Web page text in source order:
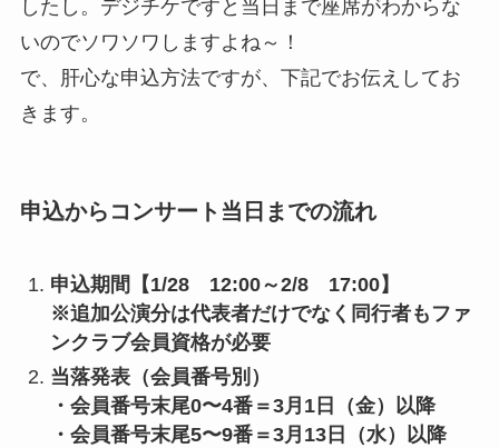
したし。デジチケですと当日まで座席がわからな
いのでソワソワしますよね～！
で、肝心な申込方法ですが、下記でお伝えしてお
きます。
申込からコンサート当日までの流れ
申込期間【1/28 12:00～2/8 17:00】
※追加公演分は代表者だけでなく同行者もファ
ンクラブ会員資格が必要
当落発表（会員番号別 ）
・会員番号末尾0〜4番＝3月1日（金）以降
・会員番号末尾5〜9番＝3月13日（水）以降